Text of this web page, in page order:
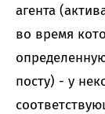
агента
во время
посту) - у